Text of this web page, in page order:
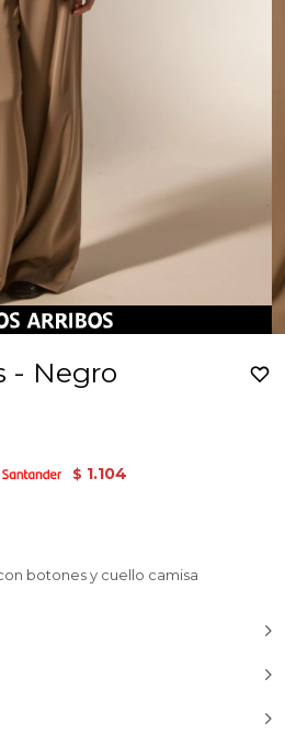
- Negro
$ 1.104
botones y cuello camisa